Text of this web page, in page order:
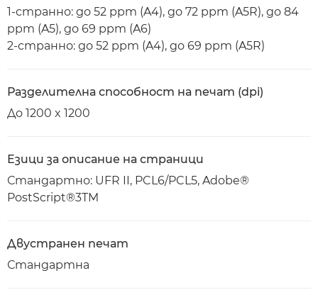
1-странно: до 52 ppm (A4), до 72 ppm (A5R), до 84
ppm (A5), до 69 ppm (A6)
2-странно: до 52 ppm (A4), до 69 ppm (A5R)
Разделителна способност на печат (dpi)
До 1200 x 1200
Езици за описание на страници
Стандартно: UFR II, PCL6/PCL5, Adobe®
PostScript®3TM
Двустранен печат
Стандартна